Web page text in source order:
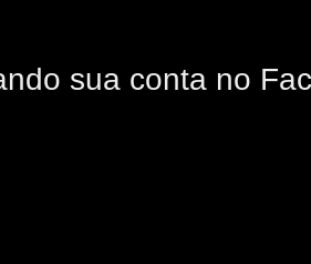
sua conta no